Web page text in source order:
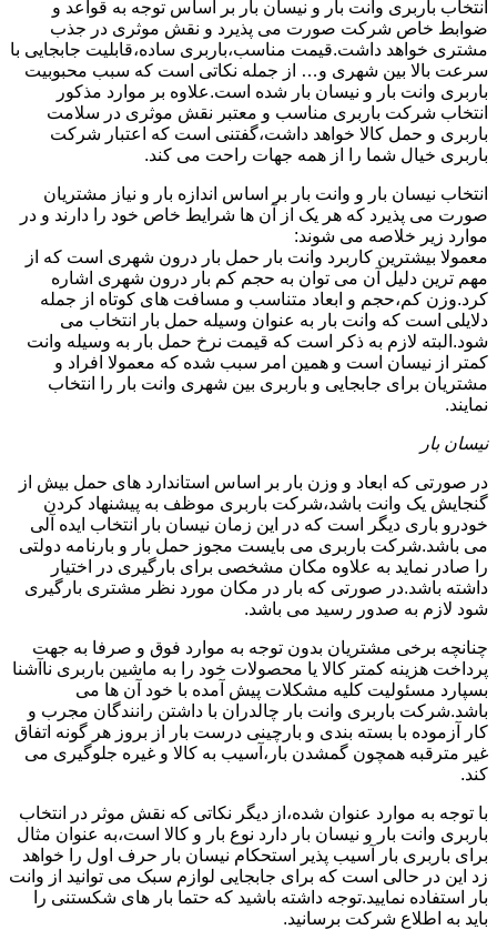
انتخاب باربری وانت بار و نیسان بار بر اساس توجه به قواعد و
ضوابط خاص شرکت صورت می پذیرد و نقش موثری در جذب
مشتری خواهد داشت.قیمت مناسب،باربری ساده،قابلیت جابجایی با
سرعت بالا بین شهری و… از جمله نکاتی است که سبب محبوبیت
باربری وانت بار و نیسان بار شده است.علاوه بر موارد مذکور
انتخاب شرکت باربری مناسب و معتبر نقش موثری در سلامت
باربری و حمل کالا خواهد داشت،گفتنی است که اعتبار شرکت
باربری خیال شما را از همه جهات راحت می کند.
انتخاب نیسان بار و وانت بار بر اساس اندازه بار و نیاز مشتریان
صورت می پذیرد که هر یک از آن ها شرایط خاص خود را دارند و در
موارد زیر خلاصه می شوند:
معمولا بیشترین کاربرد وانت بار حمل بار درون شهری است که از
مهم ترین دلیل آن می توان به حجم کم بار درون شهری اشاره
کرد.وزن کم،حجم و ابعاد متناسب و مسافت های کوتاه از جمله
دلایلی است که وانت بار به عنوان وسیله حمل بار انتخاب می
شود.البته لازم به ذکر است که قیمت نرخ حمل بار به وسیله وانت
کمتر از نیسان است و همین امر سبب شده که معمولا افراد و
مشتریان برای جابجایی و باربری بین شهری وانت بار را انتخاب
نمایند.
نیسان بار
در صورتی که ابعاد و وزن بار بر اساس استاندارد های حمل بیش از
گنجایش یک وانت باشد،شرکت باربری موظف به پیشنهاد کردن
خودرو باری دیگر است که در این زمان نیسان بار انتخاب ایده آلی
می باشد.شرکت باربری می بایست مجوز حمل بار و بارنامه دولتی
را صادر نماید به علاوه مکان مشخصی برای بارگیری در اختیار
داشته باشد.در صورتی که بار در مکان مورد نظر مشتری بارگیری
شود لازم به صدور رسید می باشد.
چنانچه برخی مشتریان بدون توجه به موارد فوق و صرفا به جهت
پرداخت هزینه کمتر کالا یا محصولات خود را به ماشین باربری ناآشنا
بسپارد مسئولیت کلیه مشکلات پیش آمده با خود آن ها می
باشد.شرکت باربری وانت بار چالدران با داشتن رانندگان مجرب و
کار آزموده با بسته بندی و بارچینی درست بار از بروز هر گونه اتفاق
غیر مترقبه همچون گمشدن بار،آسیب به کالا و غیره جلوگیری می
کند.
با توجه به موارد عنوان شده،از دیگر نکاتی که نقش موثر در انتخاب
باربری وانت بار و نیسان بار دارد نوع بار و کالا است،به عنوان مثال
برای باربری بار آسیب پذیر استحکام نیسان بار حرف اول را خواهد
زد این در حالی است که برای جابجایی لوازم سبک می توانید از وانت
بار استفاده نمایید.توجه داشته باشید که حتما بار های شکستنی را
باید به اطلاع شرکت برسانید.